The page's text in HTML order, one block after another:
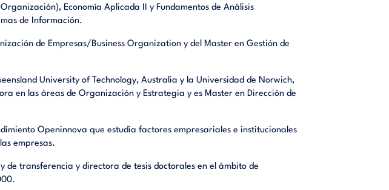
Economía Aplicada II y Fundamentos de Análisis
de Información.
de Empresas/Business Organization y del Master en Gestión de
University of Technology, Australia y la Universidad de Norwich,
en las áreas de Organización y Estrategia y es Master en Dirección de
Openinnova que estudia factores empresariales e institucionales
empresas.
de transferencia y directora de tesis doctorales en el ámbito de